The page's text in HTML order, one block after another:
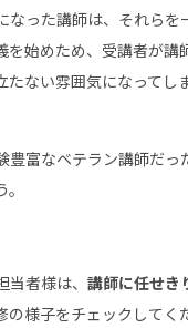
なった講師は、それらを
を始めため、受講者が講
たない雰囲気になってし
豊富なベテラン講師だっ
者様は、 講師に任せき
の様子をチェックしてく